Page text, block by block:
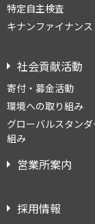
特定自主検査
キナンファイナンス
社会貢献活動
寄付・募金活動
環境への取り組み
グローバルスタン
組み
営業所案内
採用情報